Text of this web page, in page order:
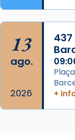
13
ago.
2026
+